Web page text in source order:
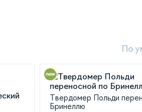
По
Твердомер Польди
Бринеллю